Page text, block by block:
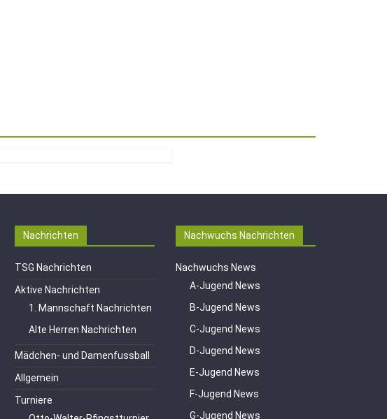
Nachrichten
TSG Nachrichten
Aktive Nachrichten
1. Mannschaft Nachrichten
Alte Herren Nachrichten
Mädchen- und Damenfussball
Allgemein
Turniere
Nachwuchs Nachrichten
Nachwuchs News
A-Jugend News
B-Jugend News
C-Jugend News
D-Jugend News
E-Jugend News
F-Jugend News
G-Jugend News